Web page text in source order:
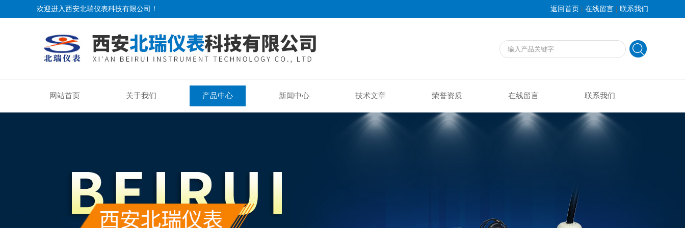
欢迎进入西安北瑞仪表科技有限公司！ 返回首页 | 在线留言 | 联系我们
网站首页 关于我们 产品中心 新闻中心 技术文章 荣誉资质 在线留言 联系我们